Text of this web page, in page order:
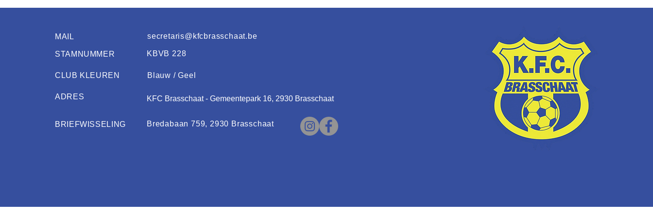
kopen.
MAIL
STAMNUMMER
CLUB KLEUREN
ADRES
BRIEFWISSELING
secretaris@kfcbrasschaat.be
KBVB 228
Blauw / Geel
KFC Brasschaat - Gemeentepark 16, 2930 Brasschaat
Bredabaan 759, 2930 Brasschaat